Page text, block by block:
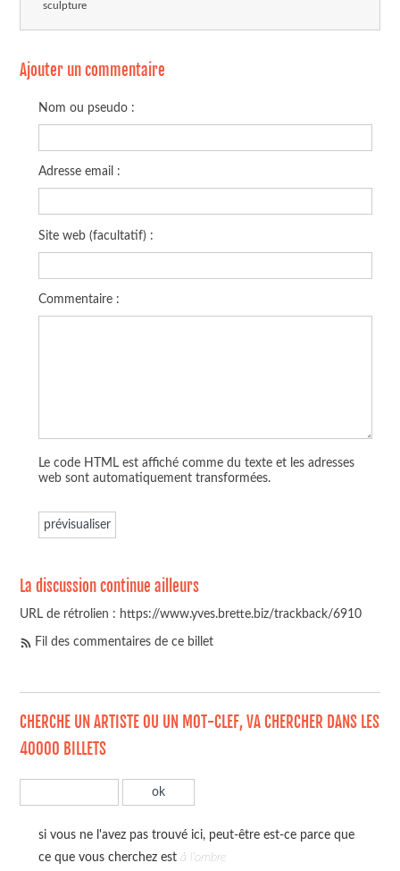
sculpture
Ajouter un commentaire
Nom ou pseudo :
Adresse email :
Site web (facultatif) :
Commentaire :
Le code HTML est affiché comme du texte et les adresses
web sont automatiquement transformées.
La discussion continue ailleurs
URL de rétrolien : https://www.yves.brette.biz/trackback/6910
Fil des commentaires de ce billet
CHERCHE UN ARTISTE OU UN MOT-CLEF, VA CHERCHER DANS LES
40000 BILLETS
si vous ne l'avez pas trouvé ici, peut-être est-ce parce que
ce que vous cherchez est à l'ombre